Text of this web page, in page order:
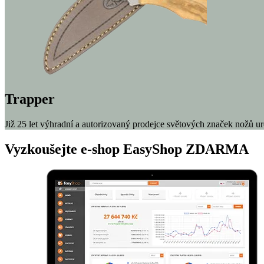
Trapper
Již 25 let výhradní a autorizovaný prodejce světových značek nožů
Vyzkoušejte e-shop EasyShop ZDARMA